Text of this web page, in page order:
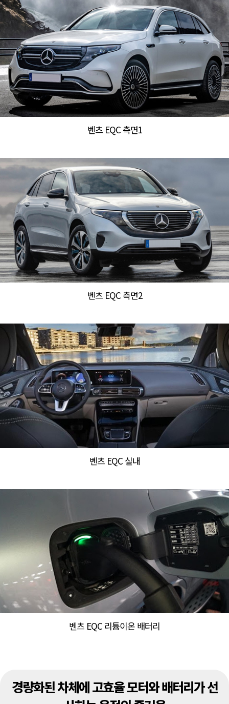
벤츠 EQC 측면1
벤츠 EQC 측면2
벤츠 EQC 실내
벤츠 EQC 리튬이온 배터리
경량화된 차체에 고효율 모터와 배터리가 선